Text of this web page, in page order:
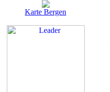
Karte Bergen